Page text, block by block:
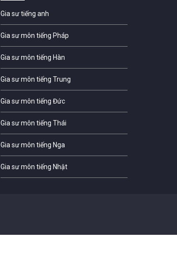
Gia sư tiếng anh
Gia sư môn tiếng Pháp
Gia sư môn tiếng Hàn
Gia sư môn tiếng Trung
Gia sư môn tiếng Đức
Gia sư môn tiếng Thái
Gia sư môn tiếng Nga
Gia sư môn tiếng Nhật